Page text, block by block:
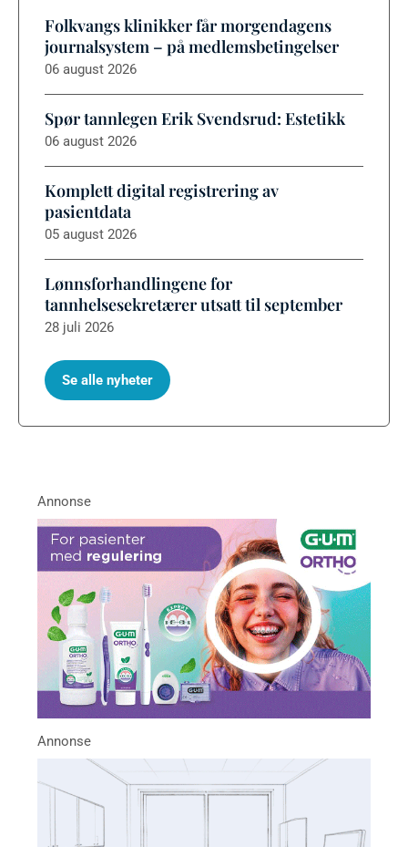
Folkvangs klinikker får morgendagens
journalsystem – på medlemsbetingelser
06 august 2026
Spør tannlegen Erik Svendsrud: Estetikk
06 august 2026
Komplett digital registrering av
pasientdata
05 august 2026
Lønnsforhandlingene for
tannhelsesekretærer utsatt til september
28 juli 2026
Se alle nyheter